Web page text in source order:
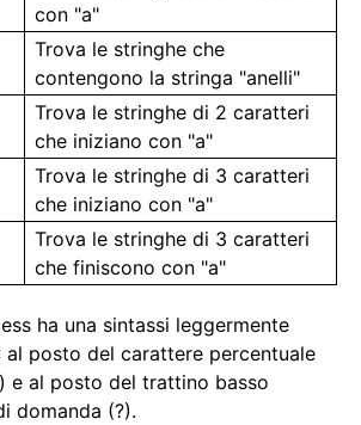
con "a"
Trova le stringhe che
contengono la stringa "anelli"
Trova le stringhe di 2 caratteri
che iniziano con "a"
Trova le stringhe di 3 caratteri
che iniziano con "a"
Trova le stringhe di 3 caratteri
che finiscono con "a"
ha una sintassi leggermente
al posto del carattere percentuale
e al posto del trattino basso
domanda (?).